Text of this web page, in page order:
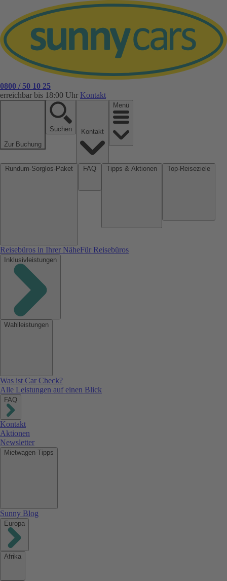
0800 / 50 10 25
erreichbar bis 18:00 Uhr Kontakt
Zur Buchung
Suchen
Menü
Reisebüros in Ihrer NäheFür Reisebüros
Inklusivleistungen
Wahlleistungen
Was ist Car Check?
Alle Leistungen auf einen Blick
FAQ
Kontakt
Aktionen
Newsletter
Mietwagen-Tipps
Sunny Blog
Europa
Afrika